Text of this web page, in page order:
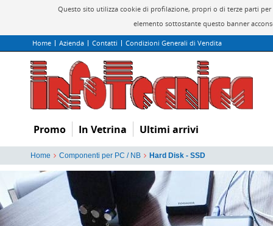
Questo sito utilizza cookie di profilazione, propri o di terze parti
elemento sottostante questo banner
Home Azienda Contatti Condizioni Generali di Vendita
Promo In Vetrina Ultimi arrivi
Home Componenti per PC / NB Hard Disk - SSD